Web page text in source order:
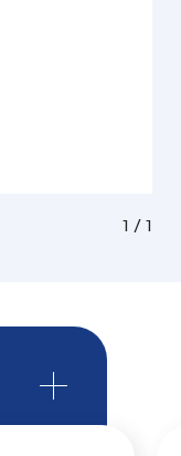
1 / 1